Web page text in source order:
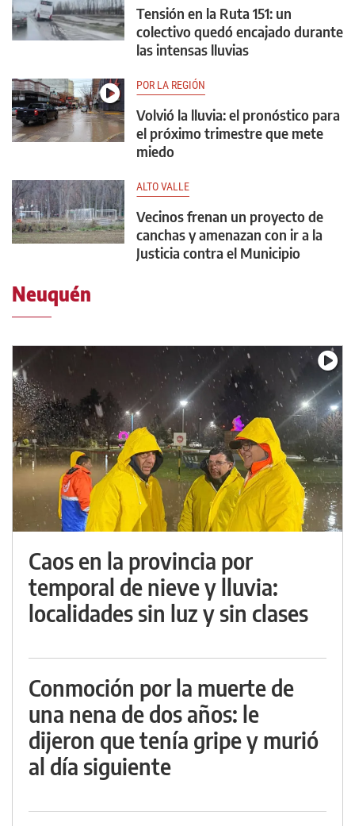
Tensión en la Ruta 151: un
colectivo quedó encajado durante
las intensas lluvias
POR LA REGIÓN
Volvió la lluvia: el pronóstico para
el próximo trimestre que mete
miedo
ALTO VALLE
Vecinos frenan un proyecto de
canchas y amenazan con ir a la
Justicia contra el Municipio
Neuquén
Caos en la provincia por
temporal de nieve y lluvia:
localidades sin luz y sin clases
Conmoción por la muerte de
una nena de dos años: le
dijeron que tenía gripe y murió
al día siguiente